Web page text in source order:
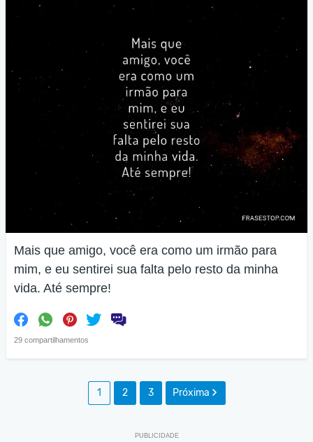
Mais que amigo, você era como um irmão para
mim, e eu sentirei sua falta pelo resto da minha
vida. Até sempre!
29 compartilhamentos
1 2 3 Próxima